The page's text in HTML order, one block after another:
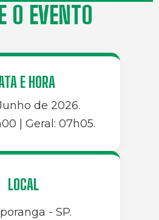
O EVENTO
E HORA
de 2026.
| Geral: 07h05.
LOCAL
- SP.